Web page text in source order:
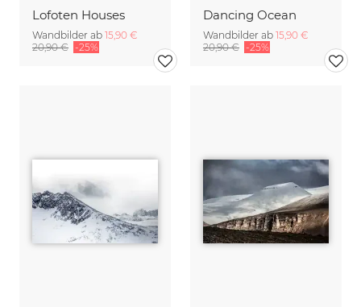
Lofoten Houses
Wandbilder ab 15,90 €
20,90 € -25%
Dancing Ocean
Wandbilder ab 15,90 €
20,90 € -25%